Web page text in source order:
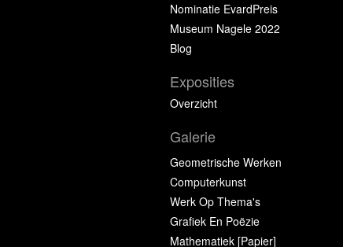
Nominatie EvardPreis
Museum Nagele 2022
Blog
Exposities
Overzicht
Galerie
Geometrische Werken
Computerkunst
Werk Op Thema's
Grafiek En Poëzie
Mathematiek [papier]